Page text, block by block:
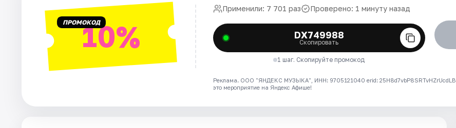
Артисты ПРОМОКОД10%
Применили: 7 701 раз Проверено: 1 минуту назад
DX749988
Скопировать
1 шаг. Скопируйте промокод
Реклама. ООО "ЯНДЕКС МУЗЫКА", ИНН: 9705121040 erid: 25H8d7vbP8SRTvHZrUcdLB
это мероприятие на Яндекс Афише!